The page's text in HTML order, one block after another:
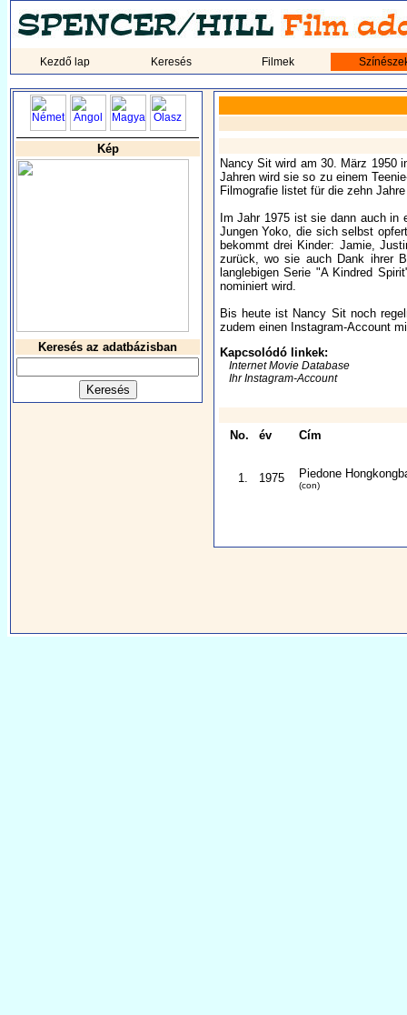
Kezdő lap Keresés Filmek
Kép
Keresés az adatbázisban
Nancy Sit wird am 30. März 1950
Jahren wird sie so zu einem
Filmografie listet für die zehn
Im Jahr 1975 ist sie dann auch
Jungen Yoko, die sich selbst
bekommt drei Kinder: Jamie,
zurück, wo sie auch Dank ihrer
langlebigen Serie "A Kindred
nominiert wird.
Bis heute ist Nancy Sit noch
zudem einen Instagram-Account
Kapcsolódó linkek:
Internet Movie Database
Ihr Instagram-Account
No. év Cím
1. 1975 Piedone
(con)